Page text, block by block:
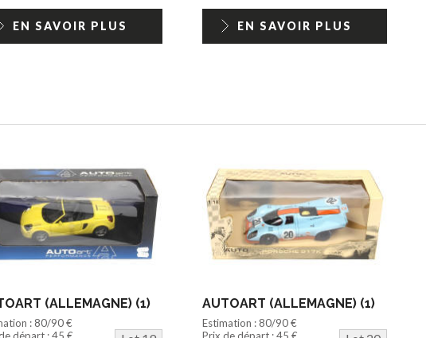
EN SAVOIR PLUS EN SAVOIR PLUS
(ALLEMAGNE) (1)
: 80/90 €
départ : 45 €
AUTOART (ALLEMAGNE) (1)
Estimation : 80/90 €
Prix de départ : 45 €